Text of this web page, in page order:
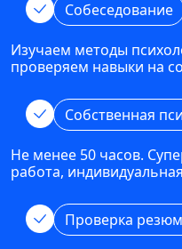
Собеседование
Изучаем методы
проверяем навыки на
Собственная
Не менее 50 часов.
работа,
Проверка